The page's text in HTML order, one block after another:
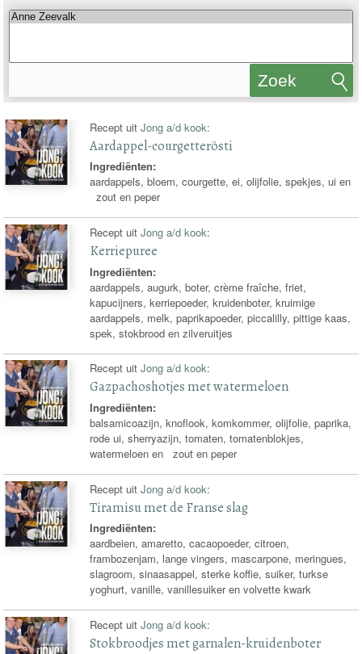
Zoek
Recept uitJong a/d kook:
Aardappel-courgetterösti
Ingrediënten:
aardappels, bloem, courgette, ei, olijfolie, spekjes, ui en
zout en peper
Recept uitJong a/d kook:
Kerriepuree
Ingrediënten:
aardappels, augurk, boter, crème fraîche, friet,
kapucijners, kerriepoeder, kruidenboter, kruimige
aardappels, melk, paprikapoeder, piccalilly, pittige kaas,
spek, stokbrood en zilveruitjes
Recept uitJong a/d kook:
Gazpachoshotjes met watermeloen
Ingrediënten:
balsamicoazijn, knoflook, komkommer, olijfolie, paprika,
rode ui, sherryazijn, tomaten, tomatenblokjes,
watermeloen en zout en peper
Recept uitJong a/d kook:
Tiramisu met de Franse slag
Ingrediënten:
aardbeien, amaretto, cacaopoeder, citroen,
frambozenjam, lange vingers, mascarpone, meringues,
slagroom, sinaasappel, sterke koffie, suiker, turkse
yoghurt, vanille, vanillesuiker en volvette kwark
Recept uitJong a/d kook:
Stokbroodjes met garnalen-kruidenboter